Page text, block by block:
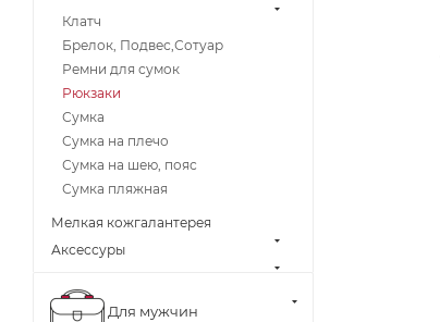
Клатч
Брелок, Подвес,Сотуар
Ремни для сумок
Рюкзаки
Сумка
Сумка на плечо
Сумка на шею, пояс
Сумка пляжная
Мелкая кожгалантерея
Аксессуры
Для мужчин